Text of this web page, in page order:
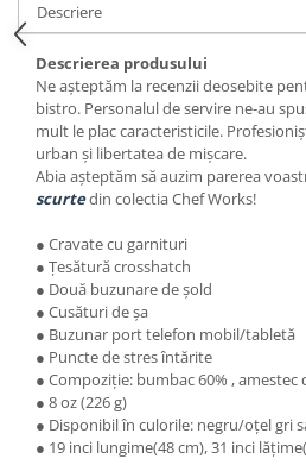
Descriere
Descrierea produsului
Ne așteptăm la recenzii deosebite
bistro. Personalul de servire ne-au
mult le plac caracteristicile.
urban și libertatea de mișcare.
Abia așteptăm să auzim parerea
scurtedin colectia Chef Works!
● Cravate cu garnituri
● Țesătură crosshatch
● Două buzunare de șold
● Cusături de șa
● Buzunar port telefon mobil/tabletă
● Puncte de stres întărite
● Compoziție: bumbac 60% , amestec
● 8 oz (226 g)
● Disponibil în culorile: negru/oțel gri
● 19 inci lungime(48 cm), 31 inci